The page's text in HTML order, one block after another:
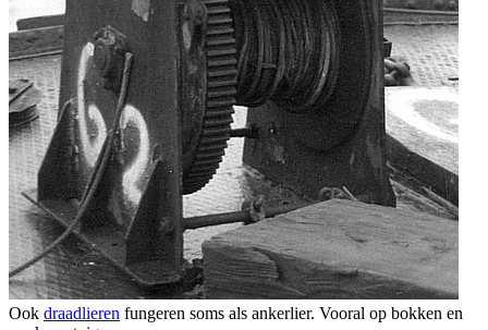
Ook draadlieren fungeren soms als ankerlier. Vooral op bokken en